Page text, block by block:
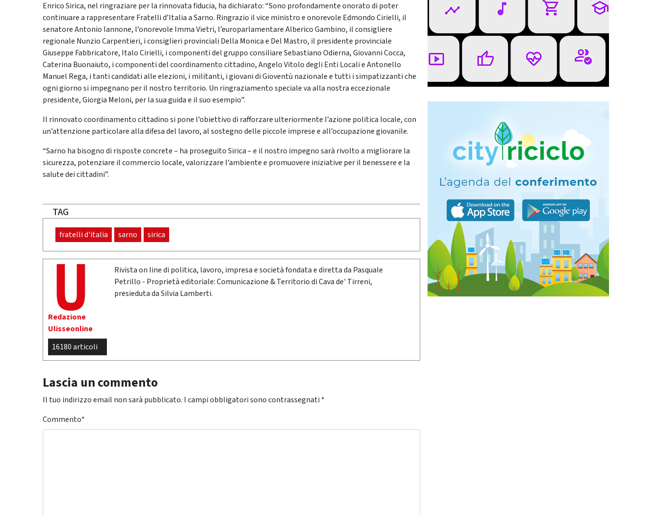
Enrico Sirica, nel ringraziare per la rinnovata fiducia, ha dichiarato: “Sono profondamente onorato di poter
continuare a rappresentare Fratelli d’Italia a Sarno. Ringrazio il vice ministro e onorevole Edmondo Cirielli, il
senatore Antonio Iannone, l’onorevole Imma Vietri, l’europarlamentare Alberico Gambino, il consigliere
regionale Nunzio Carpentieri, i consiglieri provinciali Della Monica e Del Mastro, il presidente provinciale
Giuseppe Fabbricatore, Italo Cirielli, i componenti del gruppo consiliare Sebastiano Odierna, Giovanni Cocca,
Caterina Buonaiuto, i componenti del coordinamento cittadino, Angelo Vitolo degli Enti Locali e Antonello
Manuel Rega, i tanti candidati alle elezioni, i militanti, i giovani di Gioventù nazionale e tutti i simpatizzanti che
ogni giorno si impegnano per il nostro territorio. Un ringraziamento speciale va alla nostra eccezionale
presidente, Giorgia Meloni, per la sua guida e il suo esempio”.
Il rinnovato coordinamento cittadino si pone l’obiettivo di rafforzare ulteriormente l’azione politica locale, con
un’attenzione particolare alla difesa del lavoro, al sostegno delle piccole imprese e all’occupazione giovanile.
“Sarno ha bisogno di risposte concrete – ha proseguito Sirica – e il nostro impegno sarà rivolto a migliorare la
sicurezza, potenziare il commercio locale, valorizzare l’ambiente e promuovere iniziative per il benessere e la
salute dei cittadini”.
TAG
fratelli d'italia sarno sirica
Redazione
Ulisseonline
16180 articoli
Rivista on line di politica, lavoro, impresa e società fondata e diretta da Pasquale
Petrillo - Proprietà editoriale: Comunicazione & Territorio di Cava de' Tirreni,
presieduta da Silvia Lamberti.
Lascia un commento
Il tuo indirizzo email non sarà pubblicato. I campi obbligatori sono contrassegnati *
Commento*